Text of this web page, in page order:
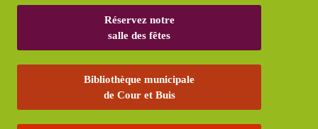
Réservez notre
salle des fêtes
Bibliothèque municipale
de Cour et Buis